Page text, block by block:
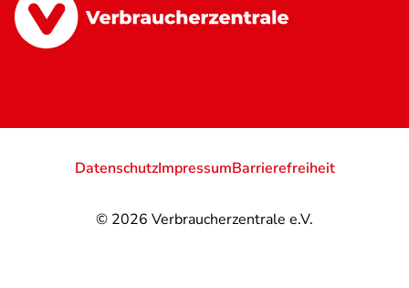
© 2026 Verbraucherzentrale e.V.
DatenschutzImpressumBarrierefreiheit